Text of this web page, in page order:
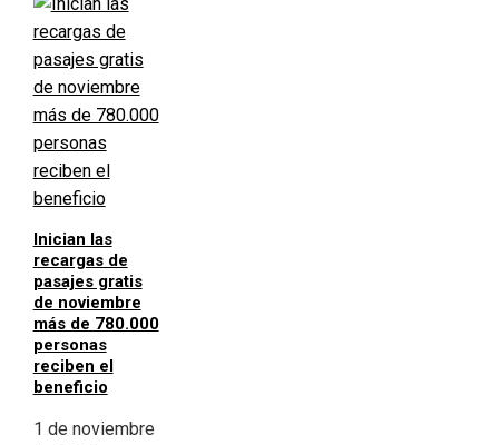
Inician las
recargas de
pasajes gratis
de noviembre
más de 780.000
personas
reciben el
beneficio
1 de noviembre